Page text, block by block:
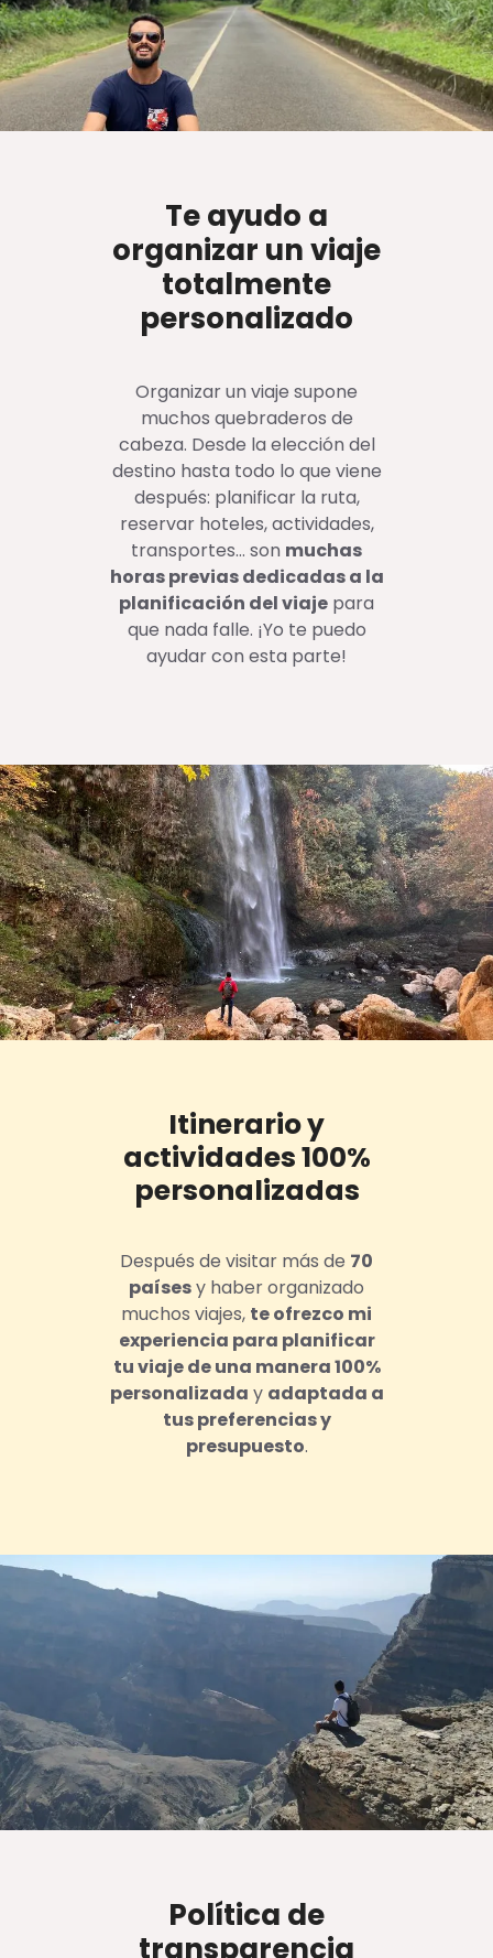
Te ayudo a
organizar un viaje
totalmente
personalizado
Organizar un viaje supone
muchos quebraderos de
cabeza. Desde la elección del
destino hasta todo lo que viene
después: planificar la ruta,
reservar hoteles, actividades,
transportes… son muchas
horas previas dedicadas a la
planificación del viaje para
que nada falle. ¡Yo te puedo
ayudar con esta parte!
Itinerario y
actividades 100%
personalizadas
Después de visitar más de 70
paísesy haber organizado
muchos viajes, te ofrezco mi
experiencia para planificar
tu viaje de una manera 100%
personalizada y adaptada a
tus preferencias y
presupuesto.
Política de
transparencia